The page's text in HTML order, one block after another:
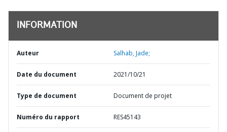
INFORMATION
Auteur Salhab, Jade;
Date du document 2021/10/21
Type de document Document de projet
Numéro du rapport RES45143